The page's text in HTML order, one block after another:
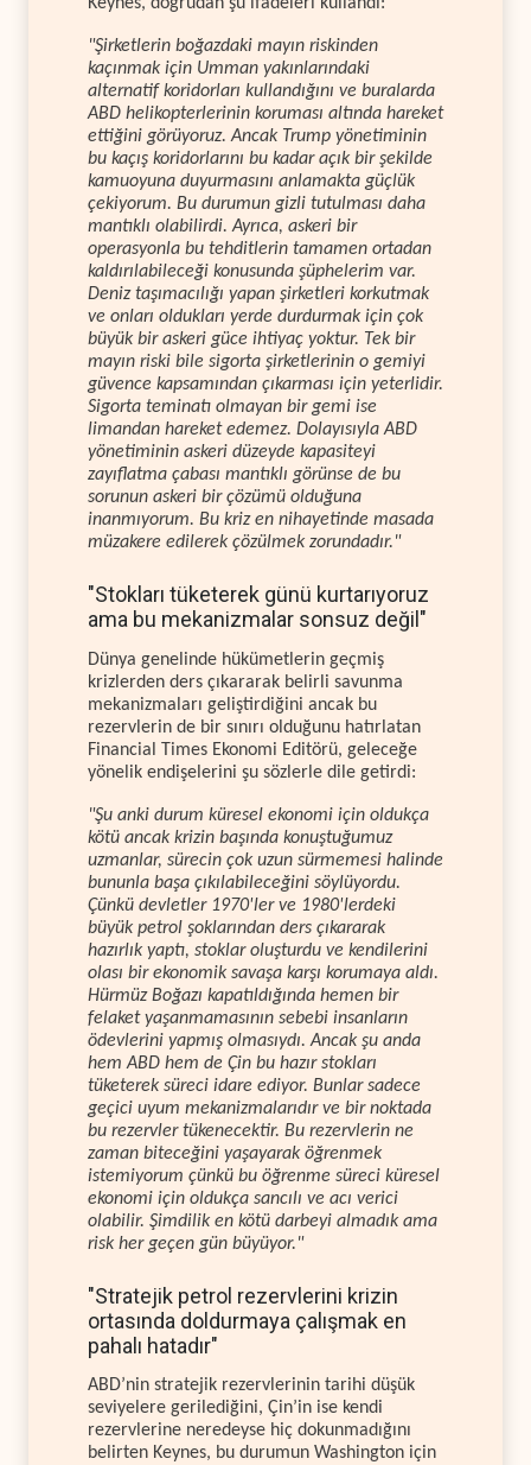
"Şirketlerin boğazdaki mayın riskinden
kaçınmak için Umman yakınlarındaki
alternatif koridorları kullandığını ve buralarda
ABD helikopterlerinin koruması altında hareket
ettiğini görüyoruz. Ancak Trump yönetiminin
bu kaçış koridorlarını bu kadar açık bir şekilde
kamuoyuna duyurmasını anlamakta güçlük
çekiyorum. Bu durumun gizli tutulması daha
mantıklı olabilirdi. Ayrıca, askeri bir
operasyonla bu tehditlerin tamamen ortadan
kaldırılabileceği konusunda şüphelerim var.
Deniz taşımacılığı yapan şirketleri korkutmak
ve onları oldukları yerde durdurmak için çok
büyük bir askeri güce ihtiyaç yoktur. Tek bir
mayın riski bile sigorta şirketlerinin o gemiyi
güvence kapsamından çıkarması için yeterlidir.
Sigorta teminatı olmayan bir gemi ise
limandan hareket edemez. Dolayısıyla ABD
yönetiminin askeri düzeyde kapasiteyi
zayıflatma çabası mantıklı görünse de bu
sorunun askeri bir çözümü olduğuna
inanmıyorum. Bu kriz en nihayetinde masada
müzakere edilerek çözülmek zorundadır."
"Stokları tüketerek günü kurtarıyoruz
ama bu mekanizmalar sonsuz değil"
Dünya genelinde hükümetlerin geçmiş
krizlerden ders çıkararak belirli savunma
mekanizmaları geliştirdiğini ancak bu
rezervlerin de bir sınırı olduğunu hatırlatan
Financial Times Ekonomi Editörü, geleceğe
yönelik endişelerini şu sözlerle dile getirdi:
"Şu anki durum küresel ekonomi için oldukça
kötü ancak krizin başında konuştuğumuz
uzmanlar, sürecin çok uzun sürmemesi halinde
bununla başa çıkılabileceğini söylüyordu.
Çünkü devletler 1970'ler ve 1980'lerdeki
büyük petrol şoklarından ders çıkararak
hazırlık yaptı, stoklar oluşturdu ve kendilerini
olası bir ekonomik savaşa karşı korumaya aldı.
Hürmüz Boğazı kapatıldığında hemen bir
felaket yaşanmamasının sebebi insanların
ödevlerini yapmış olmasıydı. Ancak şu anda
hem ABD hem de Çin bu hazır stokları
tüketerek süreci idare ediyor. Bunlar sadece
geçici uyum mekanizmalarıdır ve bir noktada
bu rezervler tükenecektir. Bu rezervlerin ne
zaman biteceğini yaşayarak öğrenmek
istemiyorum çünkü bu öğrenme süreci küresel
ekonomi için oldukça sancılı ve acı verici
olabilir. Şimdilik en kötü darbeyi almadık ama
risk her geçen gün büyüyor."
"Stratejik petrol rezervlerini krizin
ortasında doldurmaya çalışmak en
pahalı hatadır"
ABD’nin stratejik rezervlerinin tarihi düşük
seviyelere gerilediğini, Çin’in ise kendi
rezervlerine neredeyse hiç dokunmadığını
belirten Keynes, bu durumun Washington için